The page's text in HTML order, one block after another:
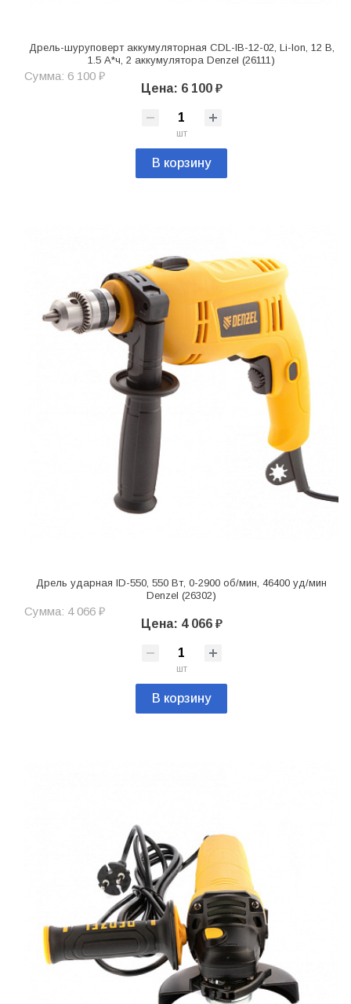
Дрель-шуруповерт аккумуляторная CDL-IB-12-02, Li-Ion, 12 В,
1.5 А*ч, 2 аккумулятора Denzel (26111)
Сумма: 6 100 ₽
Цена: 6 100 ₽
шт
В корзину
Дрель ударная ID-550, 550 Вт, 0-2900 об/мин, 46400 уд/мин
Denzel (26302)
Сумма: 4 066 ₽
Цена: 4 066 ₽
шт
В корзину